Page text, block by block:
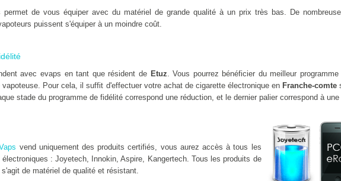
de vous équiper avec du matériel de grande qualité à un prix très bas. De
puissent s'équiper à un moindre coût.
avec evaps en tant que résident de Etuz. Vous pourrez bénéficier du meilleur
Pour cela, il suffit d'effectuer votre achat de cigarette électronique en Franche-comte
stade du programme de fidélité correspond une réduction, et le dernier palier correspond à
vend uniquement des produits certifiés, vous aurez accès à tous les
: Joyetech, Innokin, Aspire, Kangertech. Tous les produits de
de matériel de qualité et résistant.